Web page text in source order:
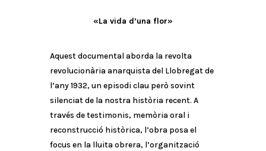
«La vida d’una flor»
Aquest documental aborda la revolta
revolucionària anarquista del Llobregat de
l’any 1932, un episodi clau però sovint
silenciat de la nostra història recent. A
través de testimonis, memòria oral i
reconstrucció històrica, l’obra posa el
focus en la lluita obrera, l’organització